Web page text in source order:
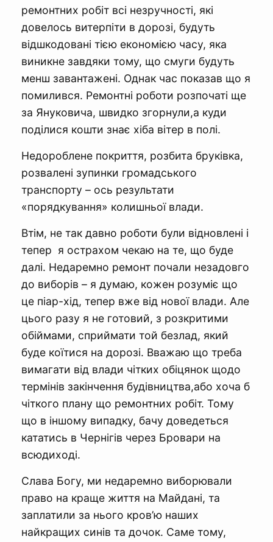
ремонтних робіт всі незручності, які
довелось витерпіти в дорозі, будуть
відшкодовані тією економією часу, яка
виникне завдяки тому, що смуги будуть
менш завантажені. Однак час показав що я
помилився. Ремонтні роботи розпочаті ще
за Януковича, швидко згорнули,а куди
поділися кошти знає хіба вітер в полі.
Недороблене покриття, розбита бруківка,
розвалені зупинки громадського
транспорту – ось результати
«порядкування» колишньої влади.
Втім, не так давно роботи були відновлені і
тепер я острахом чекаю на те, що буде
далі. Недаремно ремонт почали незадовго
до виборів – я думаю, кожен розуміє що
це піар-хід, тепер вже від нової влади. Але
цього разу я не готовий, з розкритими
обіймами, сприймати той безлад, який
буде коїтися на дорозі. Вважаю що треба
вимагати від влади чітких обіцянок щодо
термінів закінчення будівництва,або хоча б
чіткого плану що ремонтних робіт. Тому
що в іншому випадку, бачу доведеться
кататись в Чернігів через Бровари на
всюдиході.
Слава Богу, ми недаремно виборювали
право на краще життя на Майдані, та
заплатили за нього кров’ю наших
найкращих синів та дочок. Саме тому,